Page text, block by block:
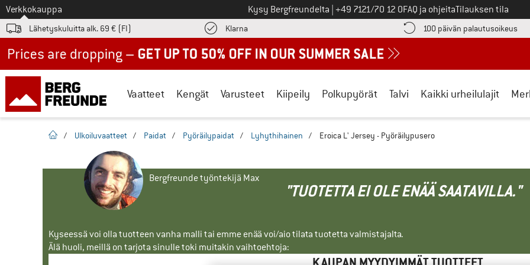
Tästä siirtyäksesi
Verkkokauppa Kysy Bergfreundelta Soita meille
+49 7121/70 12 0FAQ ja ohjeitaTilauksen tila
Lähetyskuluitta alk. 69 € (FI) KlarnaLöydä maksutiedot täältä! Avautuu tietokentässä 100 päivän palautusoikeus
Vaatteet Kengät Varusteet Kiipeily Polkupyörät Talvi Kaikki urheilulajit
Kotisivu
/ Ulkoiluvaatteet / Paidat / Pyöräilypaidat / Lyhythihainen / Eroica L' Jersey - Pyöräilypusero
Bergfreunde työntekijä Max
"TUOTETTA EI OLE ENÄÄ SAATAVILLA."
Kyseessä voi olla tuotteen vanha malli tai emme enää voi/aio tilata tuotetta valmistajalta.
Älä huoli, meillä on tarjota sinulle toki muitakin vaihtoehtoja: